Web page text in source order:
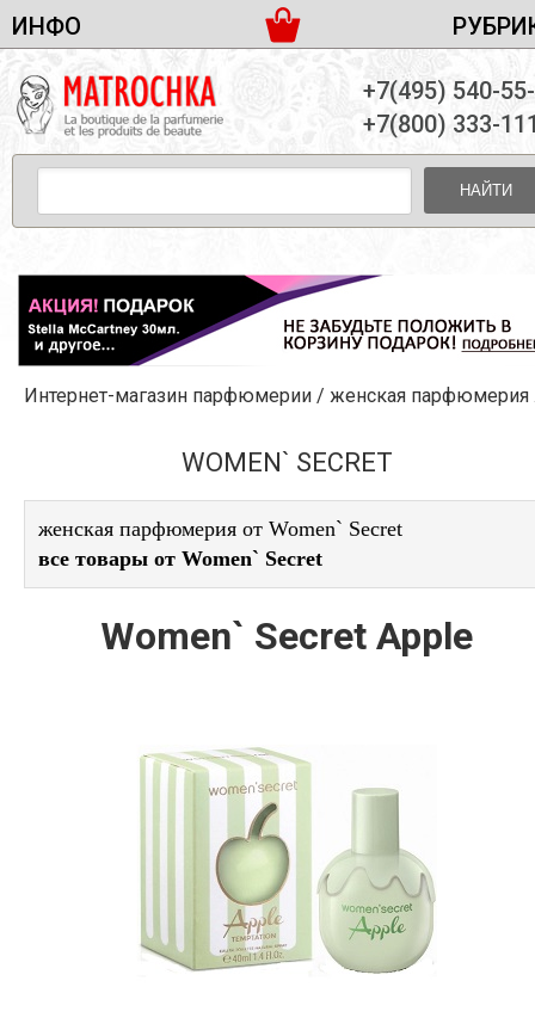
ИНФО
ДОСТАВКА И ОПЛАТА
ПАРТНЕРСТВО
КОНТАКТЫ
ЖЕНСКАЯ ПАРФЮМЕРИЯ
МУЖСКАЯ ПАРФЮМЕРИЯ
УНИСЕКС ПАРФЮМЕРИЯ
ЖЕНСКИЕ НАБОРЫ
МУЖСКИЕ НАБОРЫ
УНИСЕКС НАБОРЫ
УХОД ЗА ЛИЦОМ
УХОД ЗА ТЕЛОМ
ДЕКОРАТИВНАЯ КОСМЕТИКА
+7(495) 540-
+7(800) 333-
НАЙТИ
Интернет-магазин парфюмерии / женская парфюмерия
WOMEN` SECRET
женская парфюмерия от Women` Secret
все товары от Women` Secret
Women` Secret Apple